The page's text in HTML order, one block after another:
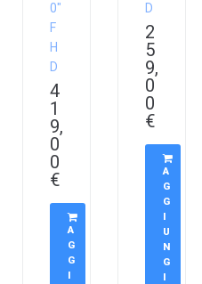
0″
F
H
D
4
1
9,
0
0
€
A
G
G
D
2
5
9,
0
0
€
A
G
G
U
N
G